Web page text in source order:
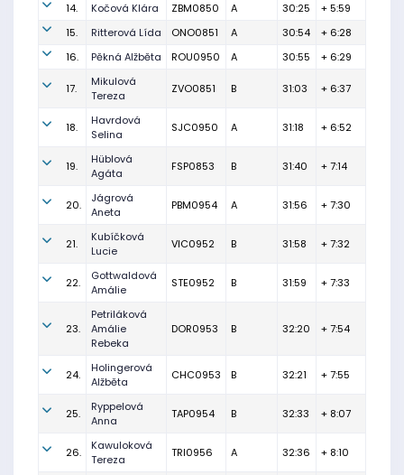
14. Kočová Klára ZBM0850 A 30:25
+ 5:59
15.
Ritterová Lída ONO0851 A 30:54
+ 6:28
16.
Pěkná Alžběta ROU0950 A 30:55 + 6:29
17.
Mikulová
Tereza
ZVO0851 B 31:03 + 6:37
18.
Havrdová
Selina
SJC0950 A 31:18 + 6:52
19.
Hüblová
Agáta
FSP0853 B 31:40 + 7:14
20.
Jágrová
Aneta
PBM0954 A 31:56 + 7:30
21.
Kubíčková
Lucie
VIC0952 B 31:58 + 7:32
22.
Gottwaldová
Amálie
STE0952 B 31:59 + 7:33
23.
Petriláková
Amálie
Rebeka
DOR0953 B 32:20 + 7:54
24.
Holingerová
Alžběta
CHC0953 B 32:21 + 7:55
25.
Ryppelová
Anna
TAP0954 B 32:33 + 8:07
26.
Kawuloková
Tereza
TRI0956 A 32:36 + 8:10